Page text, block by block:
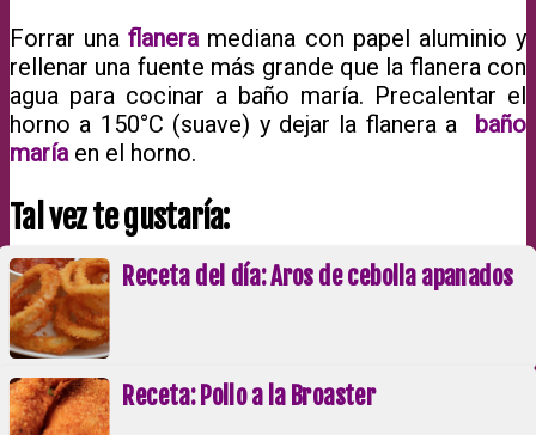
Forrar unaflaneramediana con papel aluminio y
rellenar una fuente más grande que la flanera con
agua para cocinar a baño maría. Precalentar el
horno a 150°C (suave) y dejar la flanera a baño
maríaen el horno.
Tal vez te gustaría:
Receta del día: Aros de cebolla apanados
Receta: Pollo a la Broaster